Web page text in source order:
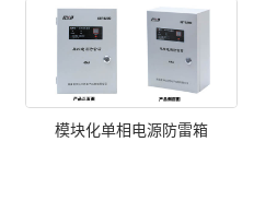
模块化单相电源防雷箱